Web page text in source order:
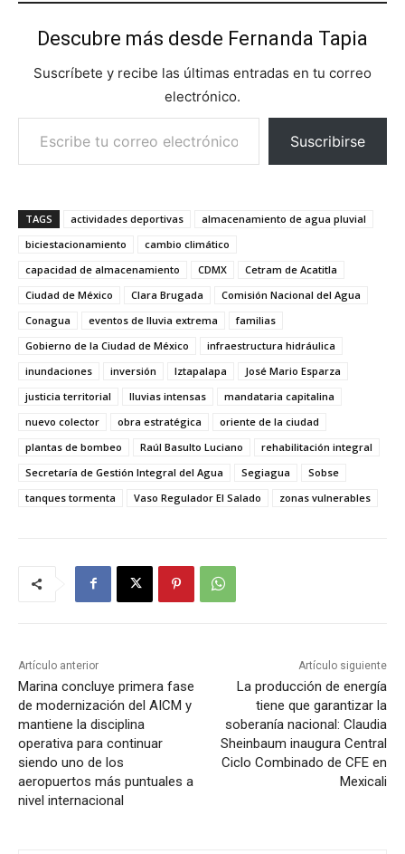
Descubre más desde Fernanda Tapia
Suscríbete y recibe las últimas entradas en tu correo
electrónico.
Escribe tu correo electrónico…
Suscribirse
TAGS actividades deportivas
almacenamiento de agua pluvial
biciestacionamiento
cambio climático
capacidad de almacenamiento
CDMX
Cetram de Acatitla
Ciudad de México
Clara Brugada
Comisión Nacional del Agua
Conagua
eventos de lluvia extrema
familias
Gobierno de la Ciudad de México
infraestructura hidráulica
inundaciones
inversión Iztapalapa
José Mario Esparza
justicia territorial
lluvias intensas
mandataria capitalina
nuevo colector
obra estratégica
oriente de la ciudad
plantas de bombeo
Raúl Basulto Luciano
rehabilitación integral
Secretaría de Gestión Integral del Agua
Segiagua
Sobse
tanques tormenta
Vaso Regulador El Salado zonas vulnerables
Artículo anterior
Marina concluye primera fase
de modernización del AICM y
mantiene la disciplina
operativa para continuar
siendo uno de los
aeropuertos más puntuales a
nivel internacional
Artículo siguiente
La producción de energía
tiene que garantizar la
soberanía nacional: Claudia
Sheinbaum inaugura Central
Ciclo Combinado de CFE en
Mexicali